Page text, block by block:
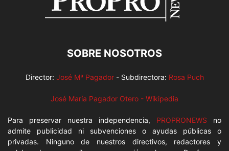
SOBRE NOSOTROS
Director: José Mª Pagador- Subdirectora: Rosa Puch
José María Pagador Otero - Wikipedia
Para preservar nuestra independencia, PROPRONEWS no
admite publicidad ni subvenciones o ayudas públicas o
privadas. Ninguno de nuestros directivos, redactores y